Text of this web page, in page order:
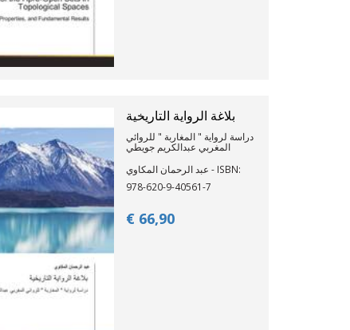
بلاغة الرواية التاريخية
دراسة لرواية " المغاربة " للروائي
المغربي عبدالكريم جويطي
عبد الرحمان المكاوي - ISBN:
978-620-9-40561-7
€ 66,90